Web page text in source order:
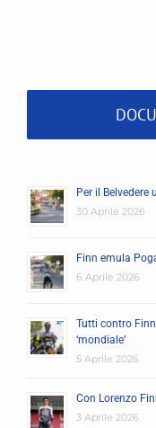
Per il Belvedere
30 Aprile 2026
Finn emula
6 Aprile 2026
Tutti contro
‘mondiale’
5 Aprile 2026
Con Lorenzo
3 Aprile 2026